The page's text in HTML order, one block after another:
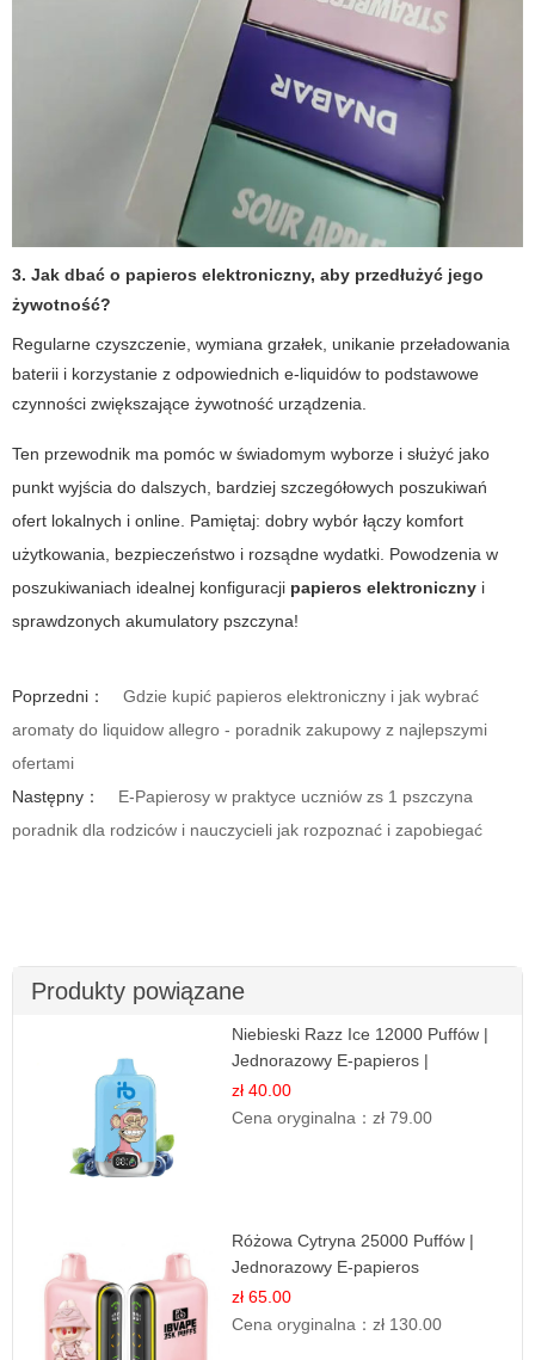
3. Jak dbać o papieros elektroniczny, aby przedłużyć jego
żywotność?
Regularne czyszczenie, wymiana grzałek, unikanie przeładowania
baterii i korzystanie z odpowiednich e-liquidów to podstawowe
czynności zwiększające żywotność urządzenia.
Ten przewodnik ma pomóc w świadomym wyborze i służyć jako
punkt wyjścia do dalszych, bardziej szczegółowych poszukiwań
ofert lokalnych i online. Pamiętaj: dobry wybór łączy komfort
użytkowania, bezpieczeństwo i rozsądne wydatki. Powodzenia w
poszukiwaniach idealnej konfiguracji papieros elektroniczny i
sprawdzonych akumulatory pszczyna!
Poprzedni：
Gdzie kupić papieros elektroniczny i jak wybrać
aromaty do liquidow allegro - poradnik zakupowy z najlepszymi
ofertami
Następny：
E-Papierosy w praktyce uczniów zs 1 pszczyna
poradnik dla rodziców i nauczycieli jak rozpoznać i zapobiegać
Produkty powiązane
Niebieski Razz Ice 12000 Puffów |
Jednorazowy E-papieros |
Jagodowy Chłód
zł 40.00
Cena oryginalna：zł 79.00
Różowa Cytryna 25000 Puffów |
Jednorazowy E-papieros
zł 65.00
Cena oryginalna：zł 130.00